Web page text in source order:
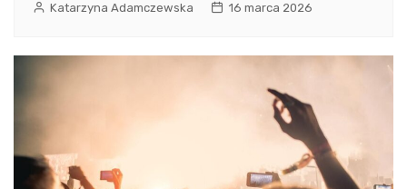
Katarzyna Adamczewska 16 marca 2026